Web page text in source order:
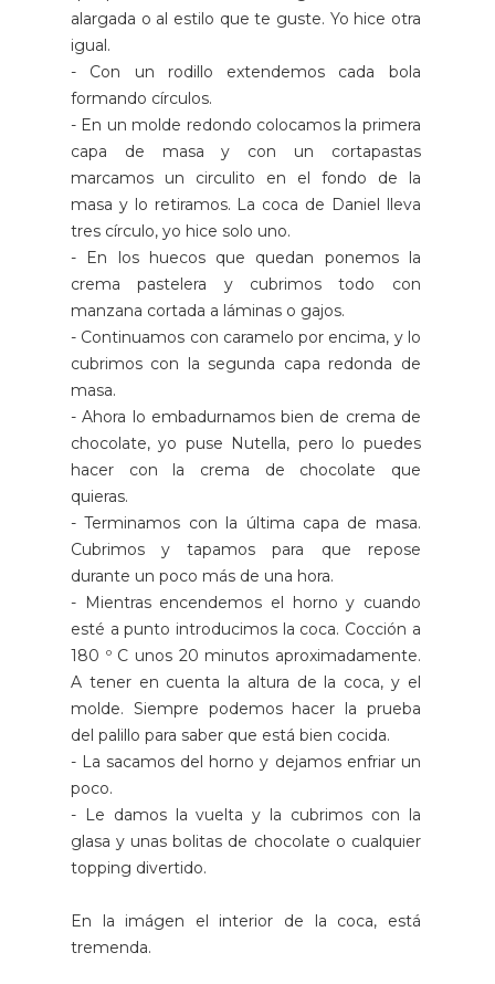
alargada o al estilo que te guste. Yo hice otra
igual.
- Con un rodillo extendemos cada bola
formando círculos.
- En un molde redondo colocamos la primera
capa de masa y con un cortapastas
marcamos un circulito en el fondo de la
masa y lo retiramos. La coca de Daniel lleva
tres círculo, yo hice solo uno.
- En los huecos que quedan ponemos la
crema pastelera y cubrimos todo con
manzana cortada a láminas o gajos.
- Continuamos con caramelo por encima, y lo
cubrimos con la segunda capa redonda de
masa.
- Ahora lo embadurnamos bien de crema de
chocolate, yo puse Nutella, pero lo puedes
hacer con la crema de chocolate que
quieras.
- Terminamos con la última capa de masa.
Cubrimos y tapamos para que repose
durante un poco más de una hora.
- Mientras encendemos el horno y cuando
esté a punto introducimos la coca. Cocción a
180 º C unos 20 minutos aproximadamente.
A tener en cuenta la altura de la coca, y el
molde. Siempre podemos hacer la prueba
del palillo para saber que está bien cocida.
- La sacamos del horno y dejamos enfriar un
poco.
- Le damos la vuelta y la cubrimos con la
glasa y unas bolitas de chocolate o cualquier
topping divertido.
En la imágen el interior de la coca, está
tremenda.